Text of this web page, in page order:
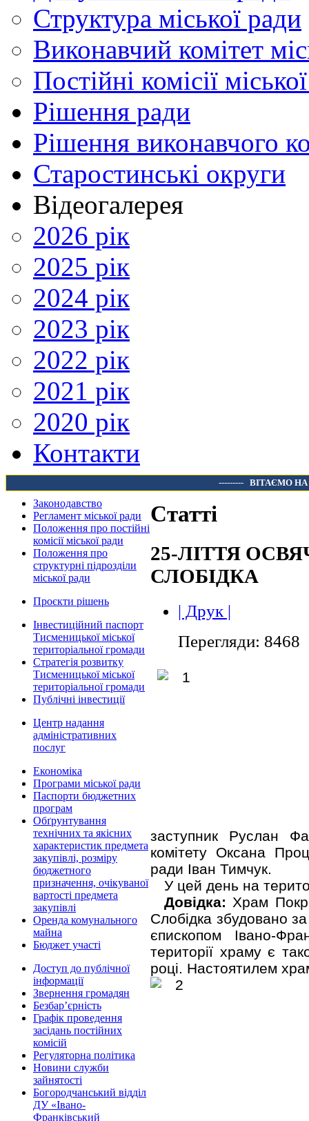
Структура міської ради
Виконавчий комітет
Постійні комісії
Рішення ради
Рішення виконавчого
Старостинські округи
Відеогалерея
2026 рік
2025 рік
2024 рік
2023 рік
2022 рік
2021 рік
2020 рік
Контакти
--------- ВІТАЄМО
Законодавство
Регламент міської ради
Положення про постійні
комісії міської ради
Положення про
структурні підрозділи
міської ради
Проєкти рішень
Інвестиційний паспорт
Тисменицької міської
територіальної громади
Стратегія розвитку
Тисменицької міської
територіальної громади
Публічні інвестиції
Центр надання
адміністративних
послуг
Економіка
Програми міської ради
Паспорти бюджетних
програм
Обґрунтування
технічних та якісних
характеристик предмета
закупівлі, розміру
бюджетного
призначення, очікуваної
вартості предмета
закупівлі
Оренда комунального
майна
Бюджет участі
Доступ до публічної
інформації
Звернення громадян
Безбар’єрність
Графік проведення
засідань постійних
комісій
Регуляторна політика
Новини служби
зайнятості
Богородчанський відділ
ДУ «Івано-
Франківський
Статті
25-ЛІТТЯ
СЛОБІДКА
| Друк |
Перегляди: 8468
заступник Руслан
комітету Оксана
ради Іван Тимчук.
У цей день на
Довідка: Храм
Слобідка збудовано
єпископом Івано-
території храму є
році. Настоятилем